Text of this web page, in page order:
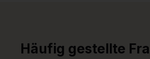
Häufig gestellte